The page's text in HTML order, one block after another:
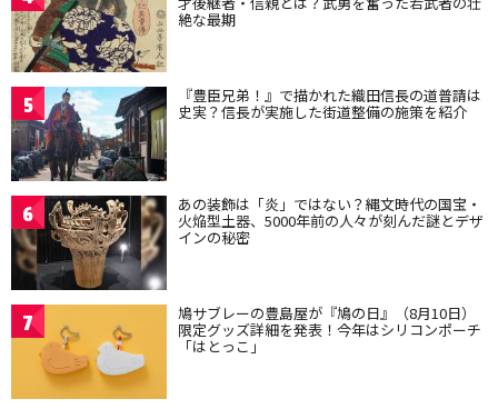
絶な最期
5 『豊臣兄弟！』で描かれた織田信長の道普請は
史実？信長が実施した街道整備の施策を紹介
6 あの装飾は「炎」ではない？縄文時代の国宝・
火焔型土器、5000年前の人々が刻んだ謎とデザ
インの秘密
7 鳩サブレーの豊島屋が『鳩の日』（8月10日）
限定グッズ詳細を発表！今年はシリコンポーチ
「はとっこ」